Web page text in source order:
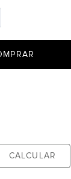
CALCULAR